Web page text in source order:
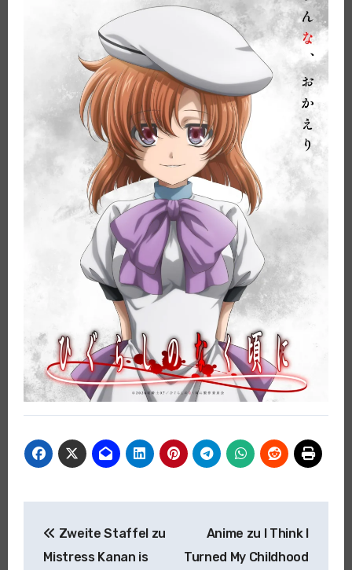
Zweite Staffel zu
Mistress Kanan is
Anime zu I Think I
Turned My Childhood